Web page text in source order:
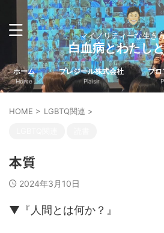
マイノリティーな生き
白血病とわたし
ホーム
Home
プレジール株式会社
Plaisir
プロ
HOME > LGBTQ関連 >
本質
2024年3月10日
▼『人間とは何か？』